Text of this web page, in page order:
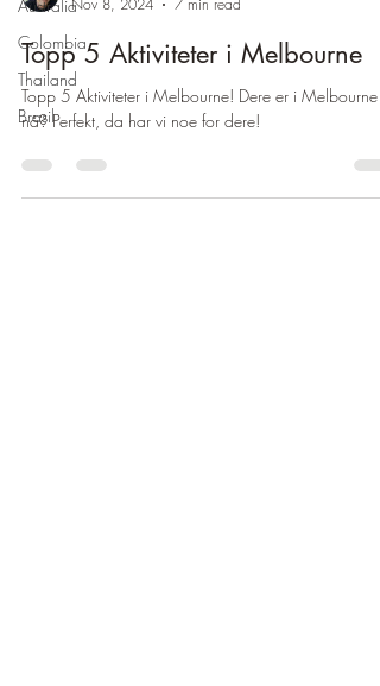
Australia
Colombia
Thailand
Brasil
Nov 8, 2024
7 min read
Topp 5 Aktiviteter i Melbourne
Topp 5 Aktiviteter i Melbourne! Dere er i Melbourne
nå? Perfekt, da har vi noe for dere!